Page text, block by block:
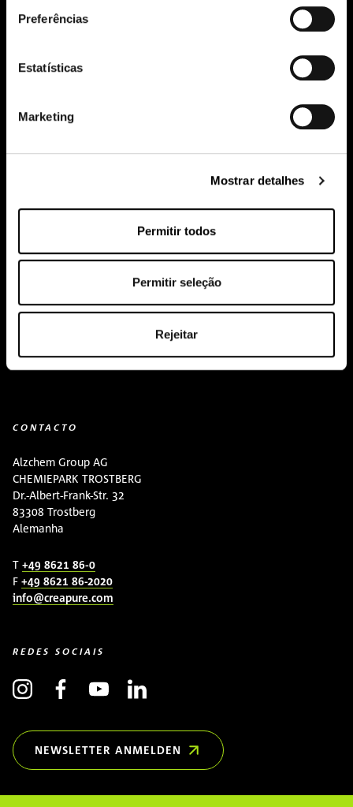
Preferências
Estatísticas
Marketing
Mostrar detalhes
Permitir todos
Permitir seleção
Rejeitar
pure.proven.perfect.
Eventos
Conhecimento sobre creatina
Downloads
CONTACTO
Alzchem Group AG
CHEMIEPARK TROSTBERG
Dr.-Albert-Frank-Str. 32
83308 Trostberg
Alemanha
T +49 8621 86-0
F +49 8621 86-2020
info@creapure.com
REDES SOCIAIS
NEWSLETTER ANMELDEN
(OPENS IN NEW WINDOW)